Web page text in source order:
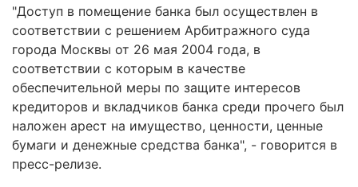
"Доступ в помещение банка был осуществлен в
соответствии с решением Арбитражного суда
города Москвы от 26 мая 2004 года, в
соответствии с которым в качестве
обеспечительной меры по защите интересов
кредиторов и вкладчиков банка среди прочего был
наложен арест на имущество, ценности, ценные
бумаги и денежные средства банка", - говорится в
пресс-релизе.